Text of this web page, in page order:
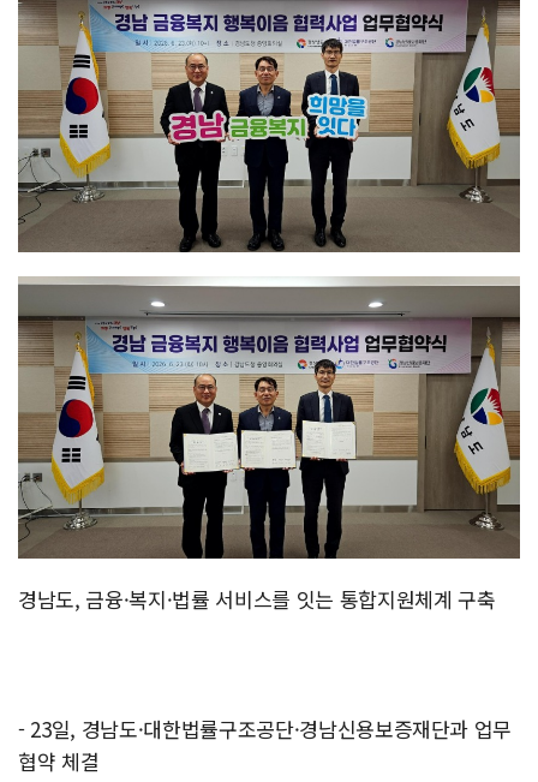
경남도, 금융·복지·법률 서비스를 잇는 통합지원체계 구축
- 23일, 경남도·대한법률구조공단·경남신용보증재단과 업무
협약 체결